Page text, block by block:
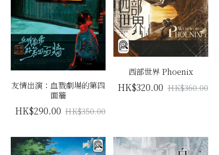
友情出演：血戮劇場的第四
面牆
HK$290.00 HK$350.00
西部世界 Phoenix
HK$320.00 HK$360.00